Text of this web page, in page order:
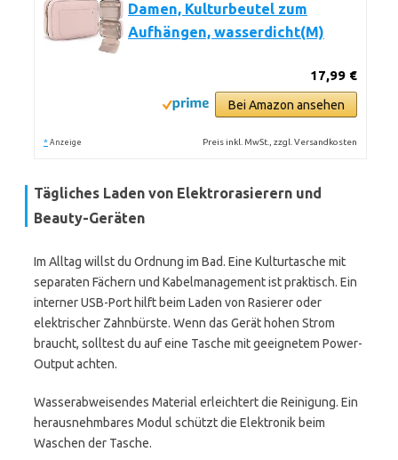
Damen, Kulturbeutel zum
Aufhängen, wasserdicht(M)
17,99 €
Bei Amazon ansehen
* Anzeige Preis inkl. MwSt., zzgl. Versandkosten
Tägliches Laden von Elektrorasierern und
Beauty-Geräten
Im Alltag willst du Ordnung im Bad. Eine Kulturtasche mit
separaten Fächern und Kabelmanagement ist praktisch. Ein
interner USB-Port hilft beim Laden von Rasierer oder
elektrischer Zahnbürste. Wenn das Gerät hohen Strom
braucht, solltest du auf eine Tasche mit geeignetem Power-
Output achten.
Wasserabweisendes Material erleichtert die Reinigung. Ein
herausnehmbares Modul schützt die Elektronik beim
Waschen der Tasche.